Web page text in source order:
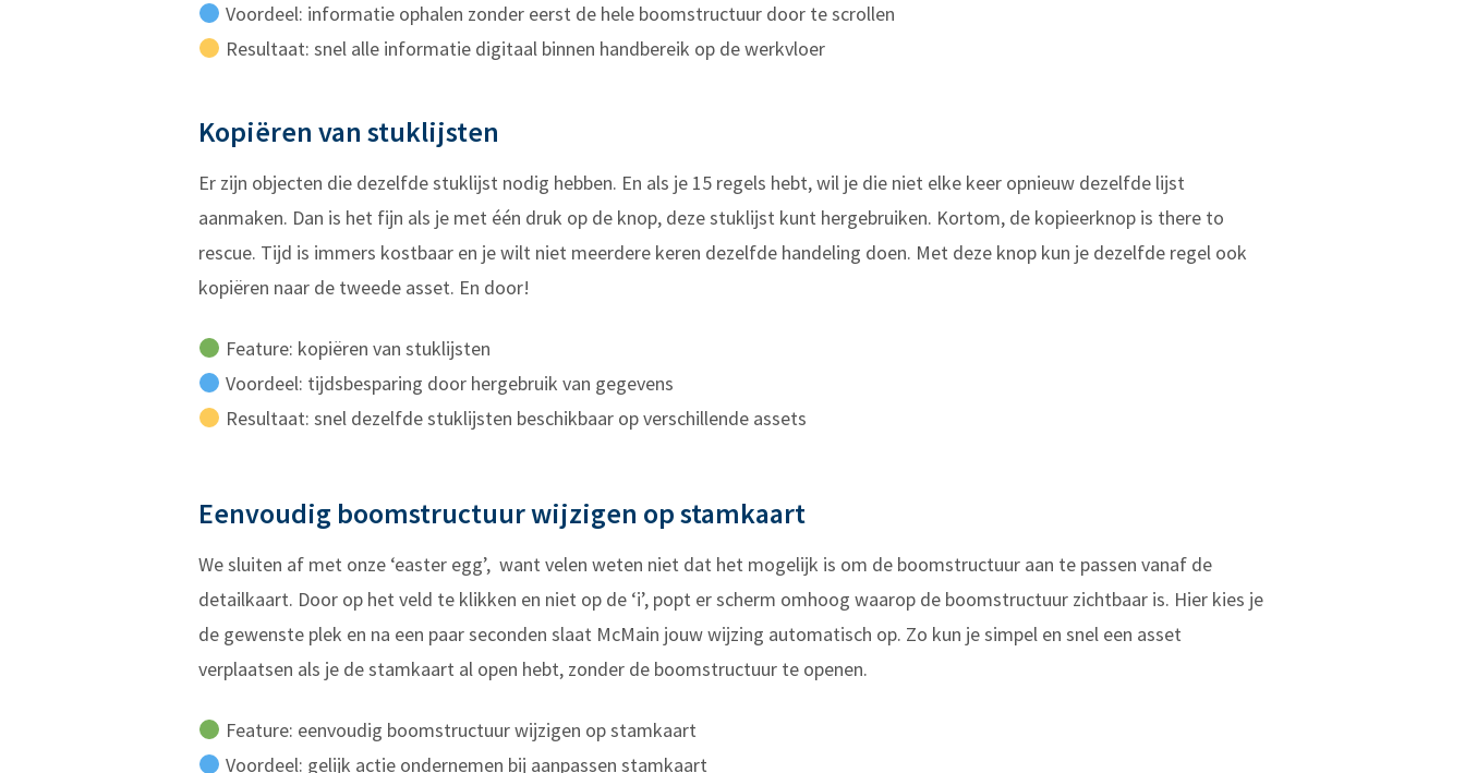
Voordeel: informatie ophalen zonder eerst de hele boomstructuur door te scrollen
Resultaat: snel alle informatie digitaal binnen handbereik op de werkvloer
Kopiëren van stuklijsten
Er zijn objecten die dezelfde stuklijst nodig hebben. En als je 15 regels hebt, wil je die niet elke keer opnieuw dezelfde lijst
aanmaken. Dan is het fijn als je met één druk op de knop, deze stuklijst kunt hergebruiken. Kortom, de kopieerknop is there to
rescue. Tijd is immers kostbaar en je wilt niet meerdere keren dezelfde handeling doen. Met deze knop kun je dezelfde regel ook
kopiëren naar de tweede asset. En door!
Feature: kopiëren van stuklijsten
Voordeel: tijdsbesparing door hergebruik van gegevens
Resultaat: snel dezelfde stuklijsten beschikbaar op verschillende assets
Eenvoudig boomstructuur wijzigen op stamkaart
We sluiten af met onze ‘easter egg’, want velen weten niet dat het mogelijk is om de boomstructuur aan te passen vanaf de
detailkaart. Door op het veld te klikken en niet op de ‘i’, popt er scherm omhoog waarop de boomstructuur zichtbaar is. Hier kies je
de gewenste plek en na een paar seconden slaat McMain jouw wijzing automatisch op. Zo kun je simpel en snel een asset
verplaatsen als je de stamkaart al open hebt, zonder de boomstructuur te openen.
Feature: eenvoudig boomstructuur wijzigen op stamkaart
Voordeel: gelijk actie ondernemen bij aanpassen stamkaart